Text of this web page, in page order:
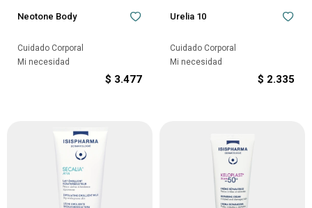
Neotone Body
Cuidado Corporal
Mi necesidad
$ 3.477
Urelia 10
Cuidado Corporal
Mi necesidad
$ 2.335